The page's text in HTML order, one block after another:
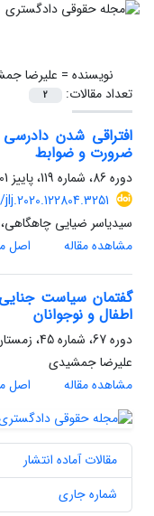
نویسنده = علیرضا
تعداد مقالات:
2
افتراقی شدن
ضرورت و ضوابط
دوره 86، شماره 119، پاییز 1401، صفحه
jlj.2020.122804.3251
سیدیاسر ضیایی
مشاهده مقاله
اصل
گفتمان سیاست
اطفال و نوجوانان
دوره 67، شماره 45، زمستان 1382، صفحه
علیرضا جمشیدی
مشاهده مقاله
اصل
مقالات آماده انتشار
شماره جاری